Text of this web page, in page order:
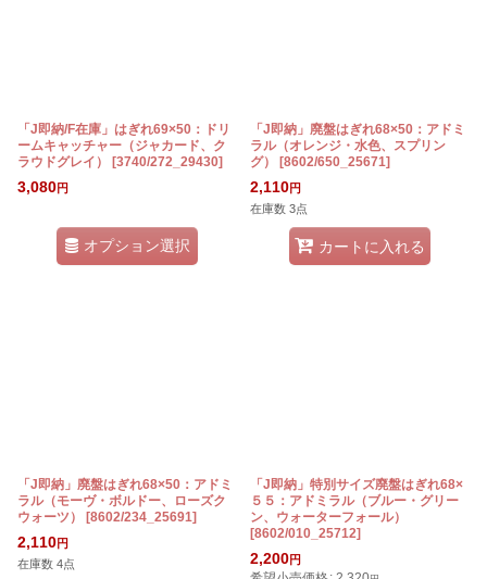
「J即納/F在庫」はぎれ69×50：ドリ
ームキャッチャー（ジャカード、ク
ラウドグレイ）
[3740/272_29430]
3,080円
オプション選択
「J即納」廃盤はぎれ68×50：アドミ
ラル（オレンジ・水色、スプリン
グ）
[8602/650_25671]
2,110円
在庫数 3点
カートに入れる
「J即納」廃盤はぎれ68×50：アドミ
ラル（モーヴ・ボルドー、ローズク
ウォーツ）
[8602/234_25691]
2,110円
在庫数 4点
「J即納」特別サイズ廃盤はぎれ68×
５５：アドミラル（ブルー・グリー
ン、ウォーターフォール）
[8602/010_25712]
2,200円